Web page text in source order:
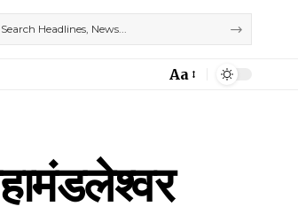
Font
Aa